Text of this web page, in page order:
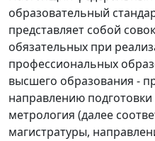
образовательный
представляет собой
обязательных при
профессиональных
высшего образования -
направлению
метрология (далее
магистратуры,